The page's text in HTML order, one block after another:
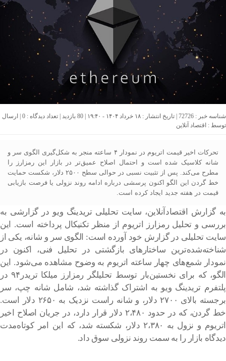
شناسه خبر : 72726 | تاریخ انتشار : ۱۸ خرداد ۱۴۰۴ - ۱۹:۴۰ | 80 بازدید | تعداد دیدگاه : 0 | ارسال
توسط : اقتصاد آنلاین
تحرکات اخیر قیمت اتریوم در نمودار ۴ ساعته منجر به شکل‌گیری الگوی سر و
شانه کلاسیک شده است و احتمال اصلاح عمیق‌تر در بازار این رمزارز را
مطرح می‌کند. پس از تثبیت نسبی در حوالی سطح ۲۵۰۰ دلار، شکست حمایت
خط گردن این الگو اکنون پرسشی درباره ادامه روند نزولی یا فرصت بازیابی
قیمت در هفته جدید ایجاد کرده است.
به گزارش اقتصادآنلاین، سایت تحلیلی تریدینگ ویو در گزارشی به
بررسی و تحلیل رمزارز اتریوم از منظر تکنیکال پرداخته است. این
سایت تحلیلی در گزارش خود آورده است: الگوی سر و شانه، یکی از
شناخته‌شده‌ترین ساختارهای بازگشتی در تحلیل فنی، اکنون در
نمودار شمع‌های چهار ساعته اتریوم به وضوح مشاهده می‌شود. این
الگو، که برای نخستین‌بار توسط تحلیلگر رمزارز میلکا تریدر۹۴ در
پلتفرم تریدینگ ویو به اشتراک گذاشته شد، شامل شانه چپ، سر
برجسته بالای ۲۷۰۰ دلار، و شانه راست نزدیک به ۲۶۵۰ دلار است.
خط گردن، که در حدود ۲،۴۸۰ دلار قرار دارد، در جریان اصلاح اخیر
اتریوم و نزول به ۲،۳۸۰ دلار، شکسته شد، که این امر کوتاه‌مدت
دیدگاه بازار را به سمت روند نزولی سوق داد.